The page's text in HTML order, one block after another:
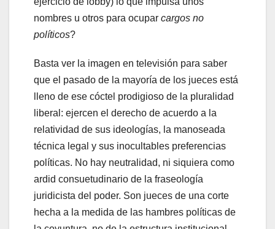
nombres u otros para ocupar cargos no
políticos?
Basta ver la imagen en televisión para saber
que el pasado de la mayoría de los jueces está
lleno de ese cóctel prodigioso de la pluralidad
liberal: ejercen el derecho de acuerdo a la
relatividad de sus ideologías, la manoseada
técnica legal y sus inocultables preferencias
políticas. No hay neutralidad, ni siquiera como
ardid consuetudinario de la fraseología
juridicista del poder. Son jueces de una corte
hecha a la medida de las hambres políticas de